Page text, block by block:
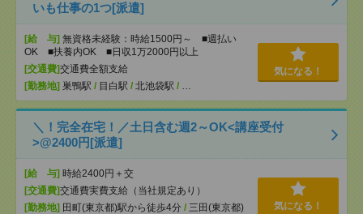
いも仕事の1つ[派遣]
[給 与] 無資格未経験：時給1500円～ ■週払い
OK ■扶養内OK ■日収1万2000円以上
[交通費]交通費全額支給
[勤務地] 巣鴨駅 / 目白駅 / 北池袋駅 / …
気になる！
＼！完全在宅！／土日含む週2～OK<講座受付
>@2400円[派遣]
[給 与] 時給2400円＋交
[交通費]交通費実費支給（当社規定あり）
[勤務地] 田町(東京都)駅から徒歩4分 / 三田(東京都)
気になる！